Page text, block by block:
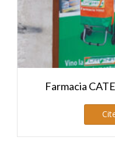
Farmacia